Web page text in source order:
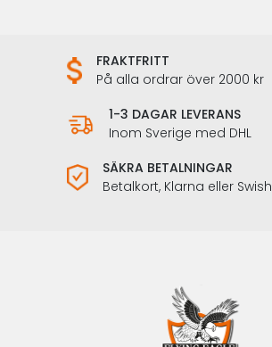
FRAKTFRITT
På alla ordrar över 2000 kr
1-3 DAGAR LEVERANS
Inom Sverige med DHL
SÄKRA BETALNINGAR
Betalkort, Klarna eller Swish